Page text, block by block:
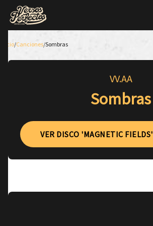
Inicio/Canciones/Sombras
VV.AA
Sombras
VER DISCO 'MAGNETIC FIELDS'